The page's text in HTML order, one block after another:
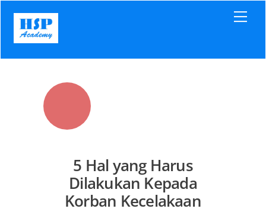
content
5 Hal yang Harus
Dilakukan Kepada
Korban Kecelakaan